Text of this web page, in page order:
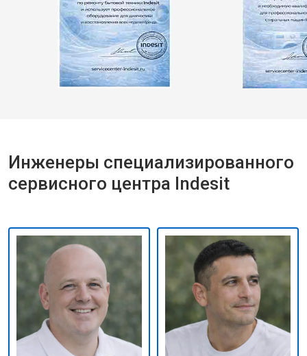
Инженеры специализированного
сервисного центра Indesit